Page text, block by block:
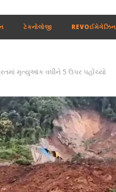
ટેકનોલોજી REVOઈમેગેઝિન
મૃત્યુઆંક વધીને 5 ઉપર પહોંચ્યો